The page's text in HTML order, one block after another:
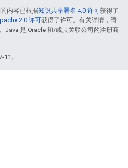
内容已根据知识共享署名 4.0 许可获得了
2.0 许可获得了许可。有关详情，请
。Java 是 Oracle 和/或其关联公司的注册商
11。